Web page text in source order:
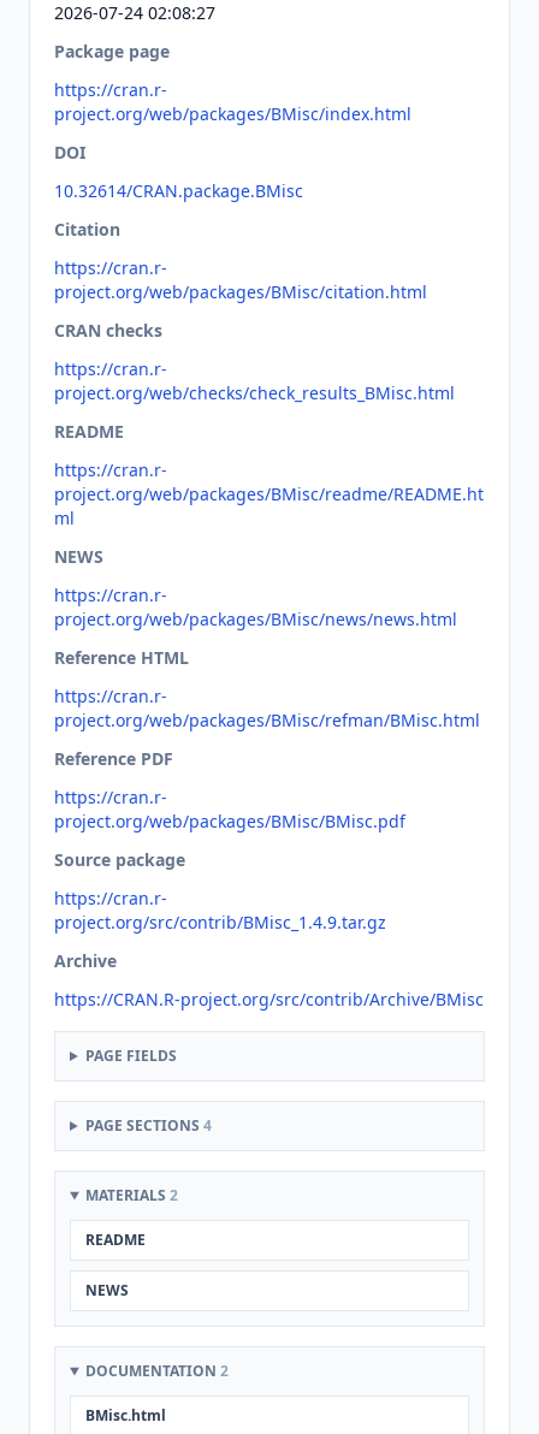
2026-07-24 02:08:27
Package page
https://cran.r-
project.org/web/packages/BMisc/index.html
DOI
10.32614/CRAN.package.BMisc
Citation
https://cran.r-
project.org/web/packages/BMisc/citation.html
CRAN checks
https://cran.r-
project.org/web/checks/check_results_BMisc.html
README
https://cran.r-
project.org/web/packages/BMisc/readme/README.ht
ml
NEWS
https://cran.r-
project.org/web/packages/BMisc/news/news.html
Reference HTML
https://cran.r-
project.org/web/packages/BMisc/refman/BMisc.html
Reference PDF
https://cran.r-
project.org/web/packages/BMisc/BMisc.pdf
Source package
https://cran.r-
project.org/src/contrib/BMisc_1.4.9.tar.gz
Archive
https://CRAN.R-project.org/src/contrib/Archive/BMisc
PAGE FIELDS
PAGE SECTIONS 4
MATERIALS 2
README
NEWS
DOCUMENTATION 2
BMisc.html